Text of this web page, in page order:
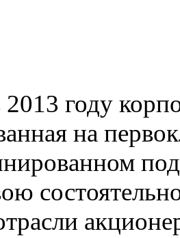
году
на